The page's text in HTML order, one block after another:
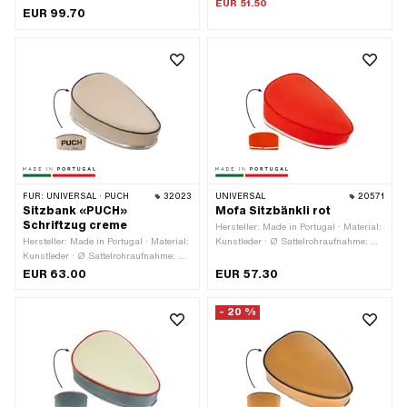
EUR 99.70
EUR 51.50
FÜR: UNIVERSAL · PUCH 32023
Sitzbank «PUCH»
Schriftzug creme
Hersteller: Made in Portugal · Material:
Kunstleder · Ø Sattelrohraufnahme: 22
mm · Farbe: creme · Gefedert: Nein ·
Anzahl Befestigungspunkte: 1 Stk.
EUR 63.00
UNIVERSAL 20571
Mofa Sitzbänkli rot
Hersteller: Made in Portugal · Material:
Kunstleder · Ø Sattelrohraufnahme: 22
Gesamtlänge: 290 mm · Breite: 220
EUR 57.30
- 20 %